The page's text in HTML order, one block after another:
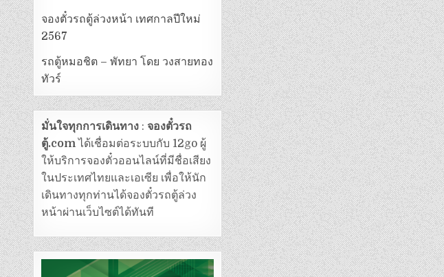
จองตั๋วรถตู้ล่วงหน้า เทศกาลปีใหม่
2567
รถตู้หมอชิต – พัทยา โดย วงสายทอง
ทัวร์
มั่นใจทุกการเดินทาง :จองตั๋วรถ
ตู้.comได้เชื่อมต่อระบบกับ 12go ผู้
ให้บริการจองตั๋วออนไลน์ที่มีชื่อเสียง
ในประเทศไทยและเอเซีย เพื่อให้นัก
เดินทางทุกท่านได้จองตั๋วรถตู้ล่วง
หน้าผ่านเว็บไซต์ได้ทันที